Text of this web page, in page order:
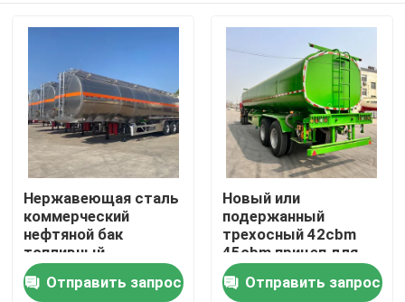
Нержавеющая сталь
коммерческий
нефтяной бак
топливный
полуприцеп 50
квадратный жидкий
Отправить запрос
Новый или
подержанный
трехосный 42cbm
45cbm прицеп для
нефтяного танкера
топливный бак
Отправить запрос